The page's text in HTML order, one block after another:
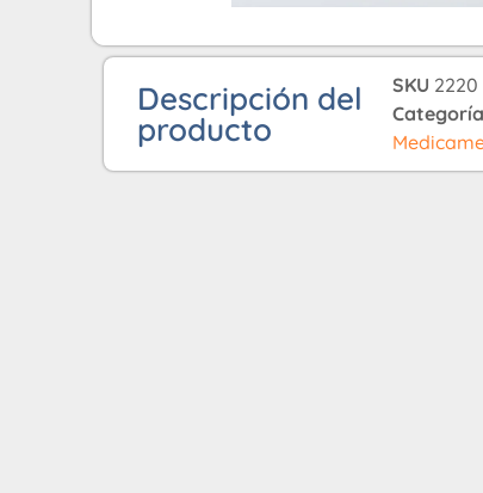
Descripción del
producto
SKU 2220